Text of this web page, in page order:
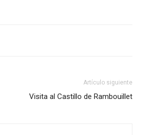
Artículo siguiente
Visita al Castillo de Rambouillet